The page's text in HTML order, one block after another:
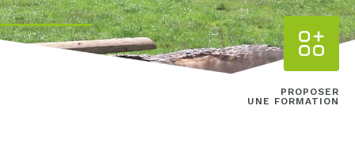
PROPOSER
UNE FORMATION